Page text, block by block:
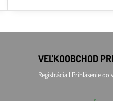
VEĽKOOBCHOD
Registrácia l Prihláseniedo